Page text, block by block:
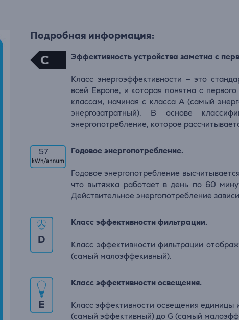
Подробная информация:
C Эффективность устройства заметна с
Класс энергоэффективности – это
всей Европе, и которая понятна с
классам, начиная с класса А (самый
энергозатратный). В основе
энергопотребление, которое
57 Годовое энергопотребление.
Годовое энергопотребление
что вытяжка работает в день по 60
Действительное энергопотребление
D
Класс эффективности фильтрации.
Класс эффективности фильтрации
(самый малоэффекивный).
E
Класс эффективности освещения.
Класс эффективности освещения
(самый эффективный) до G (самый